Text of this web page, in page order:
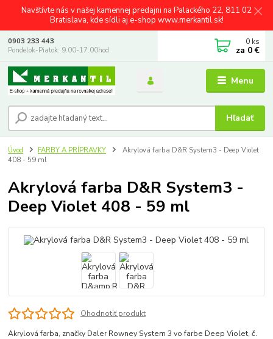
Navštívte nás v našej kamennej predajni na Palackého 22, 811 02
Bratislava, kde sídli aj e-shop www.merkantil.sk!
Menu
Hľadať
0903 233 443
Pondelok-Piatok: 9.00-17.00hod.
0 ks
za 0 €
Úvod FARBY A PRÍPRAVKY
Akrylová farba D&R System3 - Deep Violet
408 - 59 ml
Akrylová farba D&R System3 -
Deep Violet 408 - 59 ml
Ohodnotiť produkt
Akrylová farba, značky Daler Rowney System 3 vo farbe Deep Violet, č.